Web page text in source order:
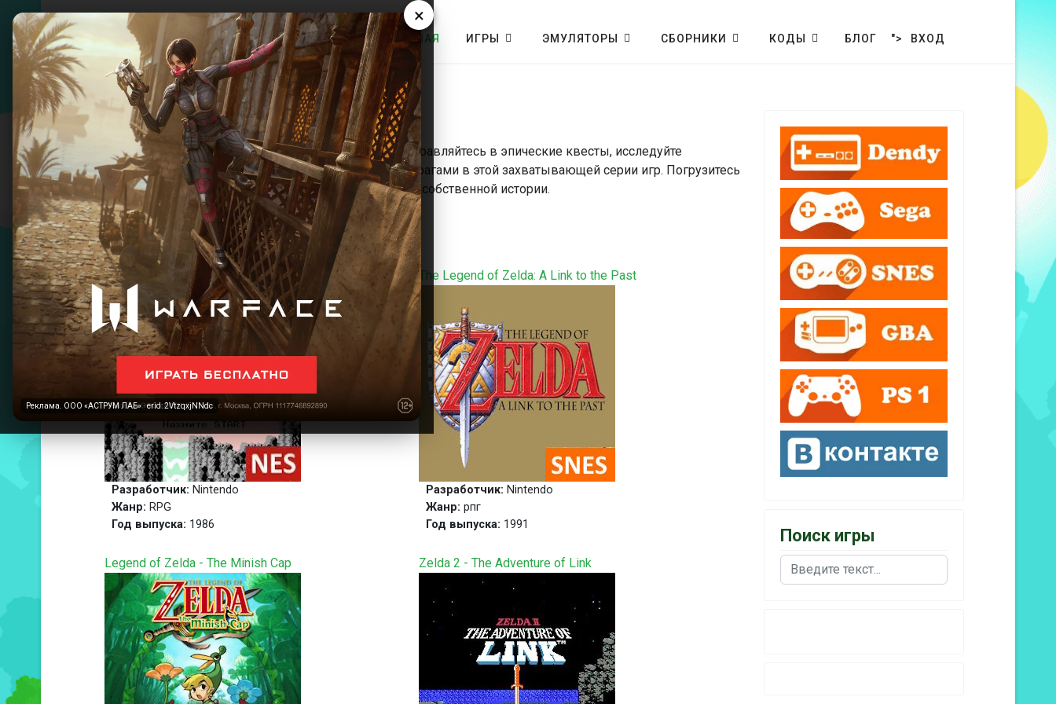
×
Реклама. ООО «АСТРУМ ЛАБ» · erid: 2VtzqxjNNdc
ГЛАВНАЯ ИГРЫ ЭМУЛЯТОРЫ СБОРНИКИ КОДЫ БЛОГ "> ВХОД
Серия игр Zelda
Играйте в увлекательные приключения с Зельдой! Отправляйтесь в эпические квесты, исследуйте
загадочные миры и сражайтесь с могущественными врагами в этой захватывающей серии игр. Погрузитесь
в магию и фантазию с Зельдой и станьте героем своей собственной истории.
Фильтр по заголовку Поиск Очистить Кол-во строк:
The Legend of Zelda
Разработчик: Nintendo
Жанр: RPG
Год выпуска: 1986
The Legend of Zelda: A Link to the Past
Разработчик: Nintendo
Жанр: рпг
Год выпуска: 1991
Legend of Zelda - The Minish Cap Zelda 2 - The Adventure of Link
Поиск игры
Поиск